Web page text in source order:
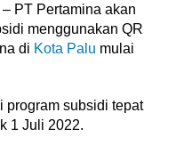
– PT Pertamina akan
menggunakan QR
di Kota Palu mulai
program subsidi tepat
1 Juli 2022.